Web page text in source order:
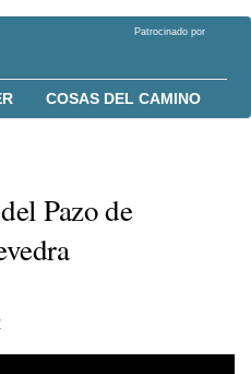
Patrocinado por
COSAS DEL CAMINO
Pazo de